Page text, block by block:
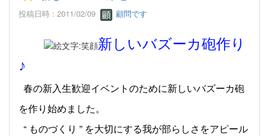
投稿日時 : 2011/02/09 顧問です
新しいバズーカ砲作り
♪
春の新入生歓迎イベントのために新しいバズーカ砲
を作り始めました。
“ ものづくり ” を大切にする我が部らしさをアピール